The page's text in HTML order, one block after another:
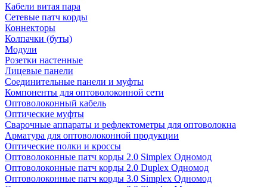
Кабели витая пара
Сетевые патч корды
Коннекторы
Колпачки (буты)
Модули
Розетки настенные
Лицевые панели
Соединительные панели и муфты
Компоненты для оптоволоконной сети
Оптоволоконный кабель
Оптические муфты
Сварочные аппараты и рефлектометры для оптоволокна
Арматура для оптоволоконной продукции
Оптические полки и кроссы
Оптоволоконные патч корды 2.0 Simplex Одномод
Оптоволоконные патч корды 2.0 Duplex Одномод
Оптоволоконные патч корды 3.0 Simplex Одномод